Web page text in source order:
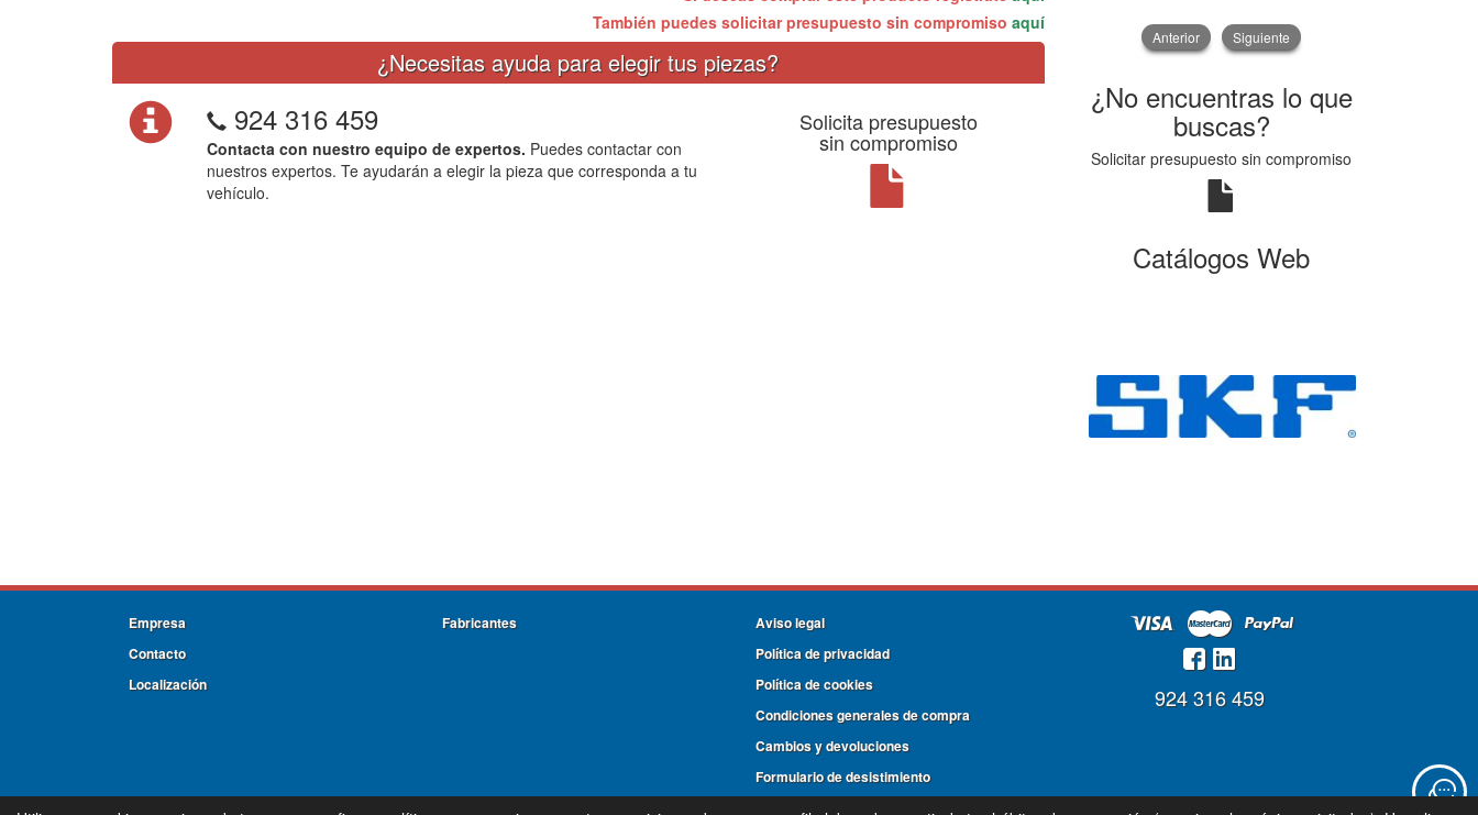
También puedes solicitar presupuesto sin compromiso aquí
¿Necesitas ayuda para elegir tus piezas?
924 316 459
Contacta con nuestro equipo de expertos. Puedes contactar con
nuestros expertos. Te ayudarán a elegir la pieza que corresponda a tu
vehículo.
Solicita presupuesto
sin compromiso
Anterior Siguiente
¿No encuentras lo que
buscas?
Solicitar presupuesto sin compromiso
Catálogos Web
Empresa
Contacto
Localización
Fabricantes
Aviso legal
Política de privacidad
Política de cookies
Condiciones generales de compra
Cambios y devoluciones
Formulario de desistimiento
924 316 459
PG REINA SOFIA C/ LOS TALLERES 15-16, 06800, Mérida, Badajoz, España